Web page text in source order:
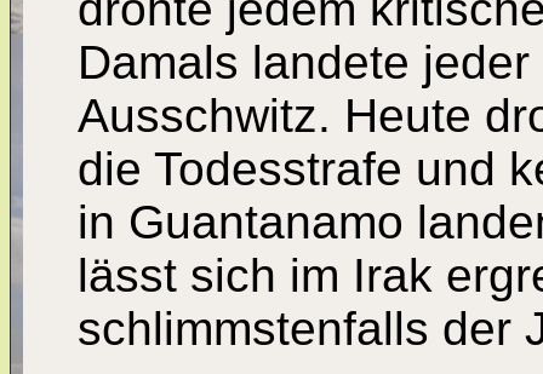
Damals landete
Ausschwitz. Heute
die Todesstrafe und
in Guantanamo
lässt sich im Irak
schlimmstenfalls der